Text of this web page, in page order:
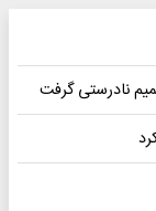
نادرستی گرفت